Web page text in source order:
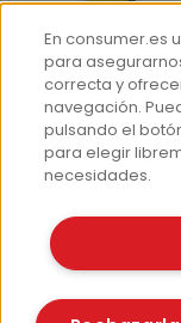
En consumer.es
para
correcta y
navegación.
pulsando el
para elegir
necesidades.